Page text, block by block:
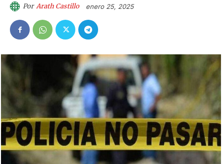
Por Arath Castillo enero 25, 2025